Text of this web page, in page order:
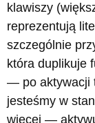
klawiszy
reprezentują
szczególnie
która duplikuje
— po aktywacji
jesteśmy w
więcej —